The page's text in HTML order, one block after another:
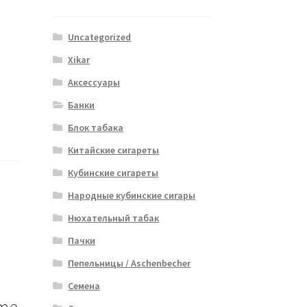
Uncategorized
Xikar
Аксессуары
Банки
Блок табака
Китайские сигареты
Кубинские сигареты
Народные кубинские сигары
Нюхательный табак
Пачки
Пепельницы / Aschenbecher
Семена